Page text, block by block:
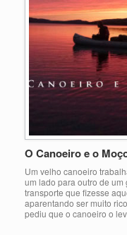
O Canoeiro e o
Um velho canoeiro
um lado para outro de
transporte que fizesse
aparentando ser muito
pediu que o canoeiro o